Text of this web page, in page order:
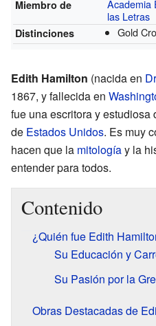
Miembro de
Academia
las Letras
Distinciones Gold
Edith Hamilton (nacida en
1867, y fallecida en
fue una escritora y
de Estados Unidos. Es muy
hacen que la mitologíay la
entender para todos.
Contenido
¿Quién fue Edith
Su Educación y
Su Pasión por la
Obras Destacadas de